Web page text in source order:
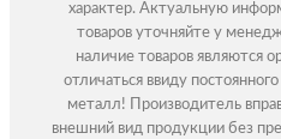
характер. Актуальную
товаров уточняйте у
наличие товаров являются
отличаться ввиду
металл! Производитель
внешний вид продукции без